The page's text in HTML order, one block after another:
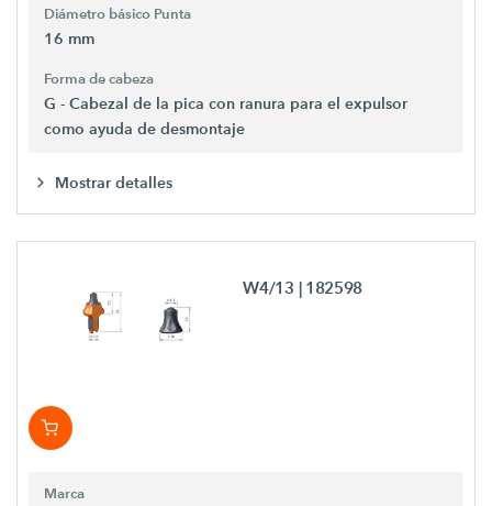
Diámetro básico Punta
16 mm
Forma de cabeza
G - Cabezal de la pica con ranura para el expulsor
como ayuda de desmontaje
Mostrar detalles
W4/13 | 182598
Marca